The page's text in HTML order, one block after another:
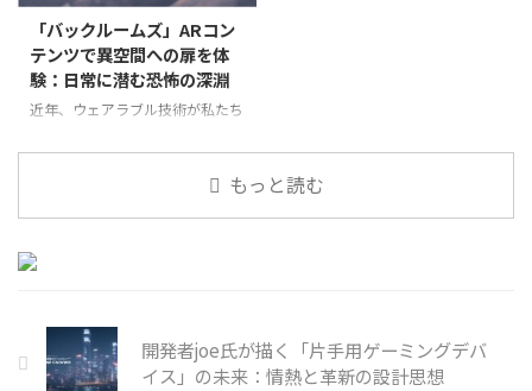
「バックルームズ」ARコン
テンツで異空間への扉を体
験：日常に潜む恐怖の深淵
近年、ウェアラブル技術が私たち
ントの形をもたらしています。特
に、拡張現実（AR）技術は、現
高い体験を可能にしています。今
回注目するのは、都市伝説として
もっと読む
開発者joe氏が描く「片手用ゲーミングデバ
イス」の未来：情熱と革新の設計思想